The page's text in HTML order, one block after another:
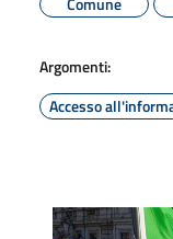
Argomenti:
Accesso